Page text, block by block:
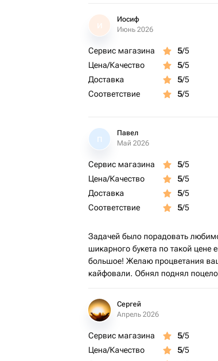
И
Иосиф
Июнь 2026
Сервис магазина 5/5
Цена/Качество
5/5
Доставка
5/5
Соответствие
5/5
П
Павел
Май 2026
Сервис магазина 5/5
Цена/Качество
5/5
Доставка
5/5
Соответствие
5/5
Задачей было порадовать
шикарного букета по такой
большое! Желаю процветания
кайфовали. Обнял поднял
Сергей
Апрель 2026
Сервис магазина 5/5
Цена/Качество
5/5